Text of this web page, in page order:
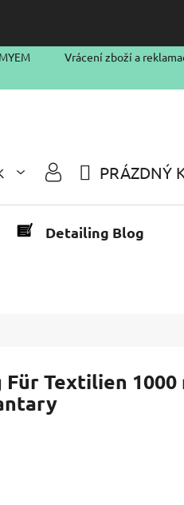
Vrácení zboží a
KOŠÍK
PRÁZDNÝ
Detailing Blog
Textilien 1000